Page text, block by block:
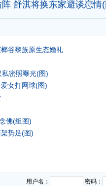
舒淇将换东家避谈恋情
谷黎族原生态婚礼
密照曝光(图)
女打网球(图)
佛(组图)
势足(图)
用户名： 密码：